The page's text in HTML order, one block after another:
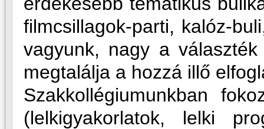
filmcsillagok-parti, kalóz-
vagyunk, nagy a
megtalálja a hozzá illő
Szakkollégiumunkban
(lelkigyakorlatok, lelki